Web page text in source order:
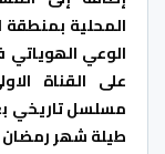
المحلية
الوعي الھوياتي
على القناة
مسلسل تاريخي
طيلة شھر رمضان على